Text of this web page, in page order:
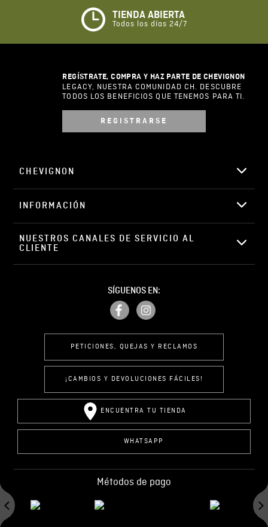
★☆ ☆
Su nombre
Correo electrónico
ENVIAR COMENTARIO
TIENDA ABIERTA
Todos los días 24/7
REGÍSTRATE, COMPRA Y HAZ PARTE DE CHEVIGNON
LEGACY, NUESTRA COMUNIDAD CH. DESCUBRE
TODOS LOS BENEFICIOS QUE TENEMOS PARA TI.
REGISTRARSE
CHEVIGNON
INFORMACIÓN
NUESTROS CANALES DE SERVICIO AL
CLIENTE
SÍGUENOS EN:
PETICIONES, QUEJAS Y RECLAMOS
¡CAMBIOS Y DEVOLUCIONES FÁCILES!
ENCUENTRA TU TIENDA
WHATSAPP
Métodos de pago